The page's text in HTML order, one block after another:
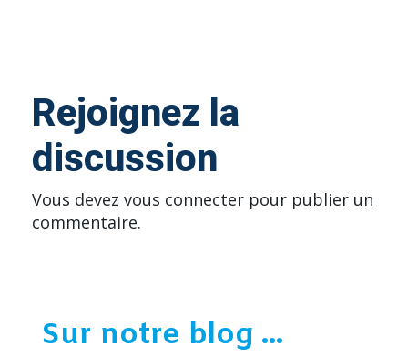
Rejoignez la
discussion
Vous devez vous connecter pour publier un
commentaire.
Sur notre blog ...